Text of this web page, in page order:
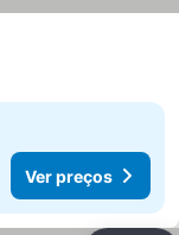
Ver preços